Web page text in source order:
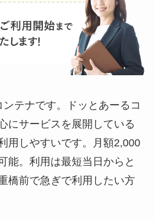
テナです。ドッとあーるコ
にサービスを展開している
用しやすいです。月額2,000
能。利用は最短当日からと
橋前で急ぎで利用したい方